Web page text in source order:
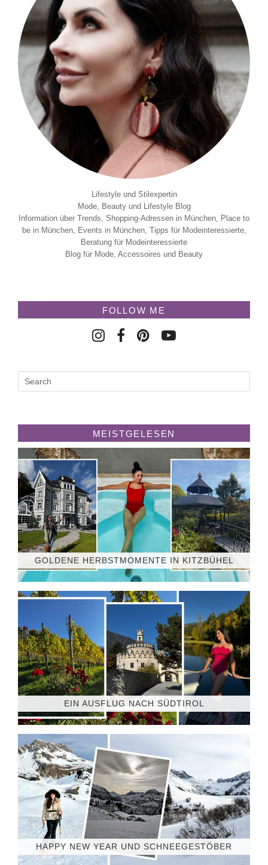
Lifestyle und Stilexpertin
Mode, Beauty und Lifestyle Blog
Information über Trends, Shopping-Adressen in München, Place to
be in München, Events in München, Tipps für Modeinteressierte,
Beratung für Modeinteressierte
Blog für Mode, Accessoires und Beauty
FOLLOW ME
MEISTGELESEN
GOLDENE HERBSTMOMENTE IN KITZBÜHEL
EIN AUSFLUG NACH SÜDTIROL
HAPPY NEW YEAR UND SCHNEEGESTÖBER